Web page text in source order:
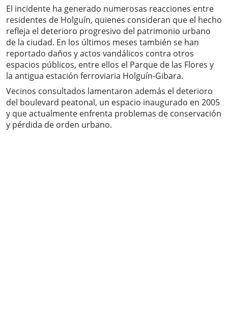
El incidente ha generado numerosas reacciones entre
residentes de Holguín, quienes consideran que el hecho
refleja el deterioro progresivo del patrimonio urbano
de la ciudad. En los últimos meses también se han
reportado daños y actos vandálicos contra otros
espacios públicos, entre ellos el Parque de las Flores y
la antigua estación ferroviaria Holguín-Gibara.
Vecinos consultados lamentaron además el deterioro
del boulevard peatonal, un espacio inaugurado en 2005
y que actualmente enfrenta problemas de conservación
y pérdida de orden urbano.